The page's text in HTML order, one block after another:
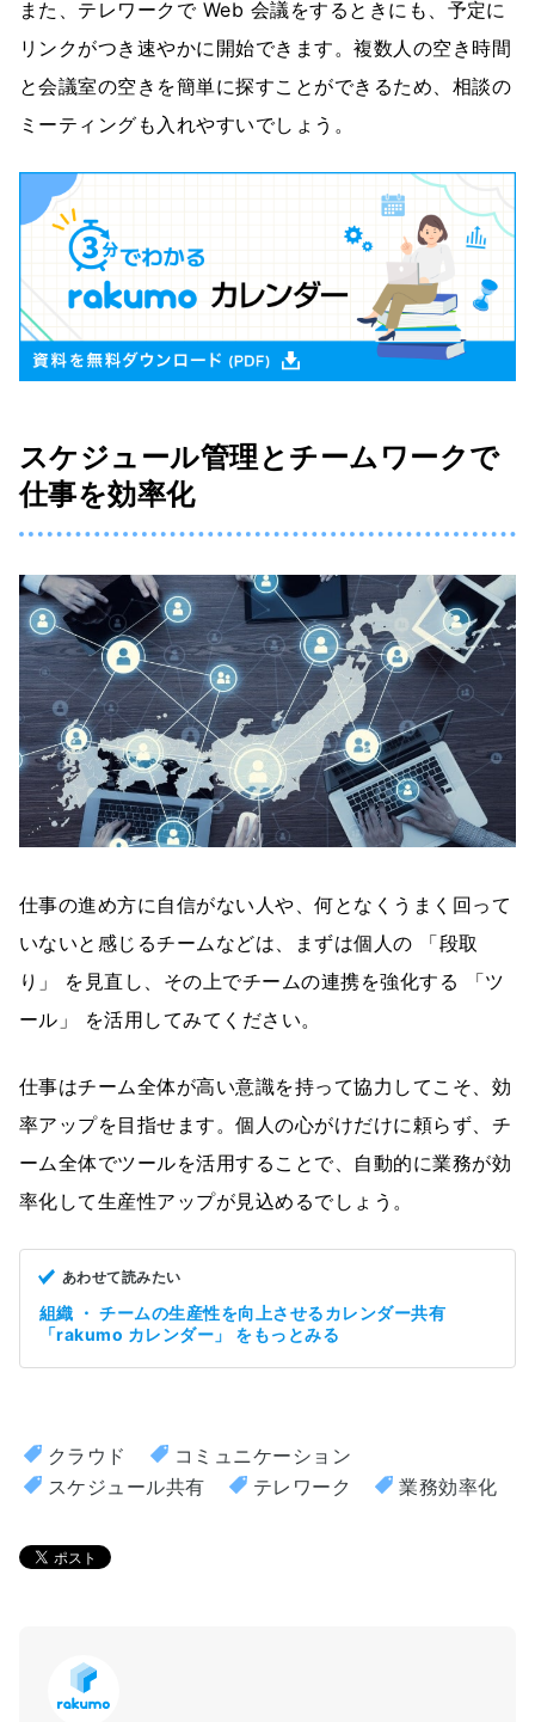
また、テレワークで Web 会議をするときにも、予定に
リンクがつき速やかに開始できます。複数人の空き時間
と会議室の空きを簡単に探すことができるため、相談の
ミーティングも入れやすいでしょう。
スケジュール管理とチームワークで
仕事を効率化
仕事の進め方に自信がない人や、何となくうまく回って
いないと感じるチームなどは、まずは個人の 「段取
り」 を見直し、その上でチームの連携を強化する 「ツ
ール」 を活用してみてください。
仕事はチーム全体が高い意識を持って協力してこそ、効
率アップを目指せます。個人の心がけだけに頼らず、チ
ーム全体でツールを活用することで、自動的に業務が効
率化して生産性アップが見込めるでしょう。
あわせて読みたい
組織 ・ チームの生産性を向上させるカレンダー共有
「rakumo カレンダー」 をもっとみる
クラウド
コミュニケーション
スケジュール共有
テレワーク 業務効率化